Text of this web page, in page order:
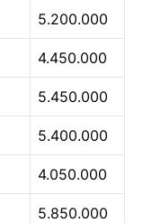
5.200.000
4.450.000
5.450.000
5.400.000
4.050.000
5.850.000